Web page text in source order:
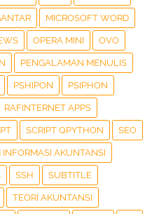
MICROSOFT WORD
OPERA MINI OVO
PENGALAMAN MENULIS
PSHIPON PSIPHON
RAFINTERNET APPS
SCRIPT QPYTHON SEO
INFORMASI AKUNTANSI
SSH SUBTITLE
TEORI AKUNTANSI